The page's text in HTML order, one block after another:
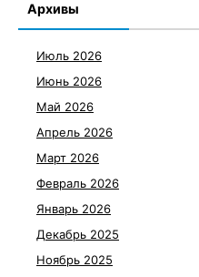
Архивы
Июль 2026
Июнь 2026
Май 2026
Апрель 2026
Март 2026
Февраль 2026
Январь 2026
Декабрь 2025
Ноябрь 2025